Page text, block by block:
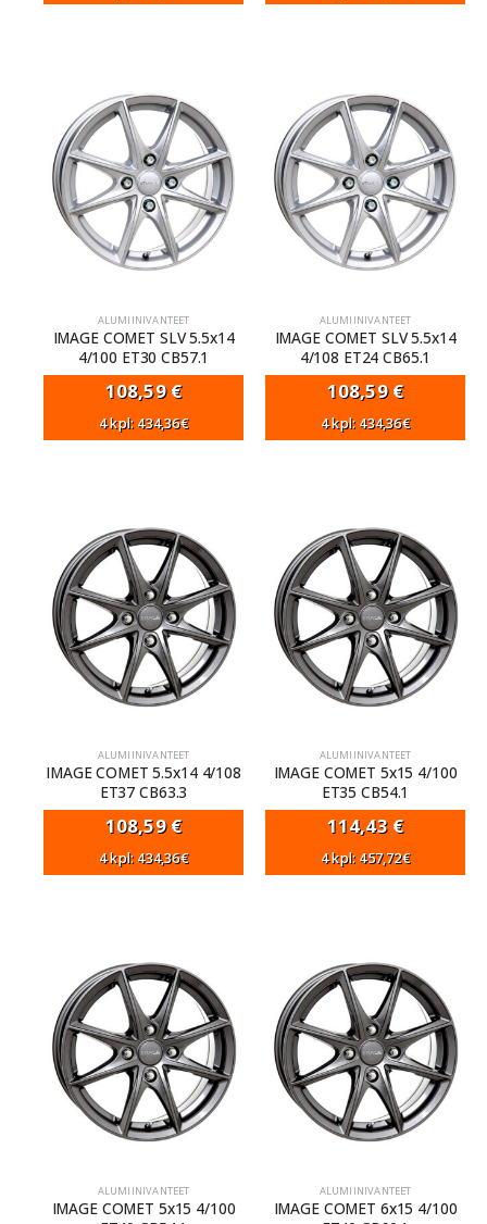
ALUMIINIVANTEET
IMAGE COMET SLV 5.5x14
4/100 ET30 CB57.1
108,59€
4 kpl: 434,36€
ALUMIINIVANTEET
IMAGE COMET SLV 5.5x14
4/108 ET24 CB65.1
108,59€
4 kpl: 434,36€
ALUMIINIVANTEET
IMAGE COMET 5.5x14 4/108
ET37 CB63.3
108,59€
4 kpl: 434,36€
ALUMIINIVANTEET
IMAGE COMET 5x15 4/100
ET35 CB54.1
114,43 €
4 kpl: 457,72€
ALUMIINIVANTEET
IMAGE COMET 5x15 4/100
ALUMIINIVANTEET
IMAGE COMET 6x15 4/100